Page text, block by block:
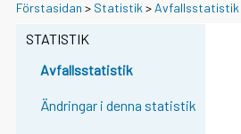
Förstasidan > Statistik > Avfallsstatistik
STATISTIK
Avfallsstatistik
Ändringar i denna statistik